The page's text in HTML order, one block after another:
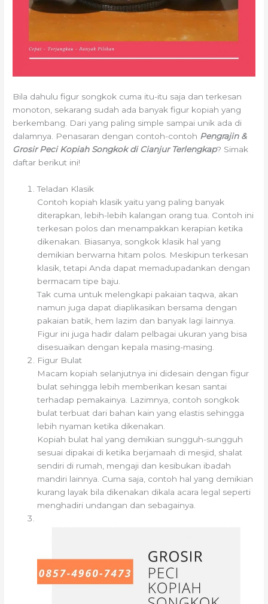
Bila dahulu figur songkok cuma itu-itu saja dan terkesan
monoton, sekarang sudah ada banyak figur kopiah yang
berkembang. Dari yang paling simple sampai unik ada di
dalamnya. Penasaran dengan contoh-contoh Pengrajin &
Grosir Peci Kopiah Songkok di Cianjur Terlengkap? Simak
daftar berikut ini!
Teladan Klasik
Contoh kopiah klasik yaitu yang paling banyak
diterapkan, lebih-lebih kalangan orang tua. Contoh ini
terkesan polos dan menampakkan kerapian ketika
dikenakan. Biasanya, songkok klasik hal yang
demikian berwarna hitam polos. Meskipun terkesan
klasik, tetapi Anda dapat memadupadankan dengan
bermacam tipe baju.
Tak cuma untuk melengkapi pakaian taqwa, akan
namun juga dapat diaplikasikan bersama dengan
pakaian batik, hem lazim dan banyak lagi lainnya.
Figur ini juga hadir dalam pelbagai ukuran yang bisa
disesuaikan dengan kepala masing-masing.
Figur Bulat
Macam kopiah selanjutnya ini didesain dengan figur
bulat sehingga lebih memberikan kesan santai
terhadap pemakainya. Lazimnya, contoh songkok
bulat terbuat dari bahan kain yang elastis sehingga
lebih nyaman ketika dikenakan.
Kopiah bulat hal yang demikian sungguh-sungguh
sesuai dipakai di ketika berjamaah di mesjid, shalat
sendiri di rumah, mengaji dan kesibukan ibadah
mandiri lainnya. Cuma saja, contoh hal yang demikian
kurang layak bila dikenakan dikala acara legal seperti
menghadiri undangan dan sebagainya.